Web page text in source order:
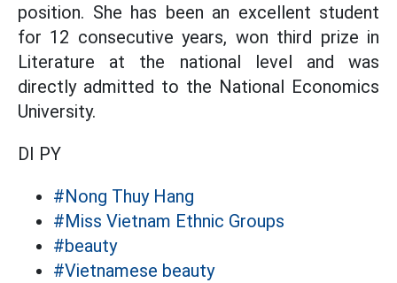
position. She has been an excellent student
for 12 consecutive years, won third prize in
Literature at the national level and was
directly admitted to the National Economics
University.
DI PY
#Nong Thuy Hang
#Miss Vietnam Ethnic Groups
#beauty
#Vietnamese beauty